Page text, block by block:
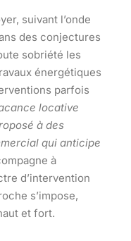
suivant l’onde
des conjectures
sobriété les
énergétiques
parfois
locative
à des
qui anticipe
à
d’intervention
s’impose,
et fort.